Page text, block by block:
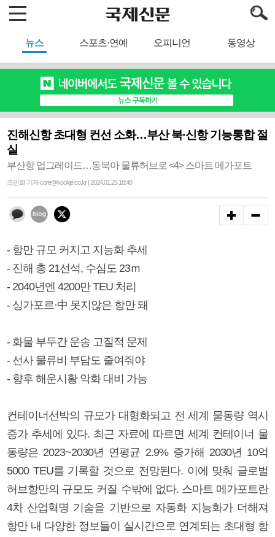
뉴스 스포츠·연예 오피니언 동영상
진해신항 초대형 컨선 소화…부산 북·신항 기능통합 절
실
부산항 업그레이드…동북아 물류허브로 <4> 스마트 메가포트
조민희 기자 core@kookje.co.kr | 2024.01.25 18:48
- 항만 규모 커지고 지능화 추세
- 진해 총 21선석, 수심도 23ｍ
- 2040년엔 4200만 TEU 처리
- 싱가포르·中 못지않은 항만 돼
- 화물 부두간 운송 고질적 문제
- 선사 물류비 부담도 줄여줘야
- 향후 해운시황 악화 대비 가능
컨테이너선박의 규모가 대형화되고 전 세계 물동량 역시
증가 추세에 있다. 최근 자료에 따르면 세계 컨테이너 물
동량은 2023~2030년 연평균 2.9% 증가해 2030년 10억
5000 TEU를 기록할 것으로 전망된다. 이에 맞춰 글로벌
허브항만의 규모도 커질 수밖에 없다. 스마트 메가포트란
4차 산업혁명 기술을 기반으로 자동화 지능화가 더해져
항만 내 다양한 정보들이 실시간으로 연계되는 초대형 항